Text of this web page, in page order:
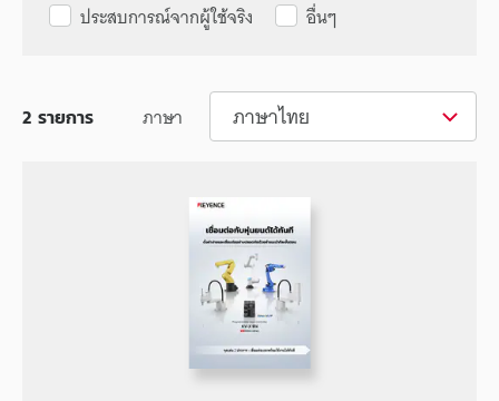
ประสบการณ์จากผู้ใช้จริง
อื่นๆ
ภาษา ภาษาไทย
2 รายการ